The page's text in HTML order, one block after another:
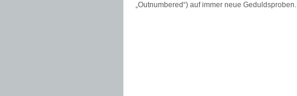
„Outnumbered“) auf immer neue Geduldsproben.